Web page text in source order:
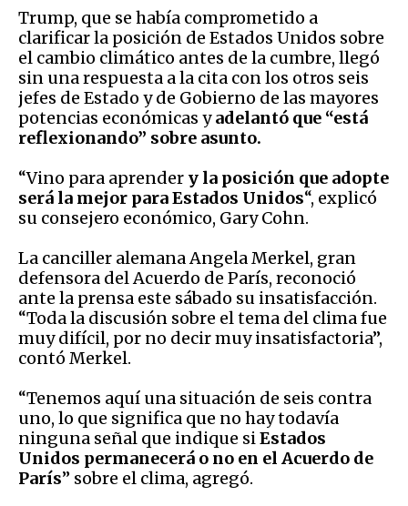
Trump, que se había comprometido a
clarificar la posición de Estados Unidos sobre
el cambio climático antes de la cumbre, llegó
sin una respuesta a la cita con los otros seis
jefes de Estado y de Gobierno de las mayores
potencias económicas yadelantó que “está
reflexionando” sobre asunto.
“Vino para aprender y la posición que adopte
será la mejor para Estados Unidos“, explicó
su consejero económico, Gary Cohn.
La canciller alemana Angela Merkel, gran
defensora del Acuerdo de París, reconoció
ante la prensa este sábado su insatisfacción.
“Toda la discusión sobre el tema del clima fue
muy difícil, por no decir muy insatisfactoria”,
contó Merkel.
“Tenemos aquí una situación de seis contra
uno, lo que significa que no hay todavía
ninguna señal que indique siEstados
Unidos permanecerá o no en el Acuerdo de
París” sobre el clima, agregó.